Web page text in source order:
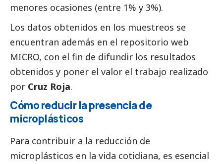
menores ocasiones (entre 1% y 3%).
Los datos obtenidos en los muestreos se
encuentran además en el repositorio web
MICRO, con el fin de difundir los resultados
obtenidos y poner el valor el trabajo realizado
por Cruz Roja.
Cómo reducir la presencia de
microplásticos
Para contribuir a la reducción de
microplásticos en la vida cotidiana, es esencial